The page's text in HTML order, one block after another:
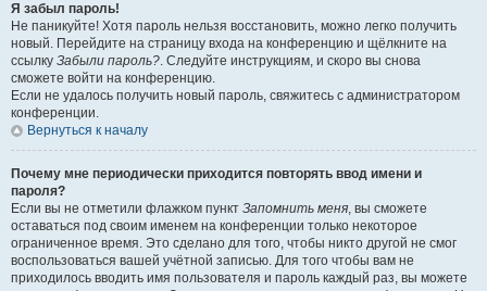
Я забыл пароль!
Не паникуйте! Хотя пароль нельзя восстановить, можно легко получить
новый. Перейдите на страницу входа на конференцию и щёлкните на
ссылку Забыли пароль?. Следуйте инструкциям, и скоро вы снова
сможете войти на конференцию.
Если не удалось получить новый пароль, свяжитесь с администратором
конференции.
Вернуться к началу
Почему мне периодически приходится повторять ввод имени и
пароля?
Если вы не отметили флажком пункт Запомнить меня, вы сможете
оставаться под своим именем на конференции только некоторое
ограниченное время. Это сделано для того, чтобы никто другой не смог
воспользоваться вашей учётной записью. Для того чтобы вам не
приходилось вводить имя пользователя и пароль каждый раз, вы можете